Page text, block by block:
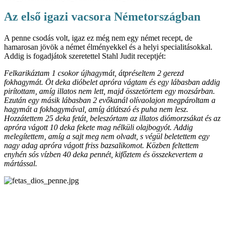
Az első igazi vacsora Németországban
A penne csodás volt, igaz ez még nem egy német recept, de
hamarosan jövök a német élményekkel és a helyi specialitásokkal.
Addig is fogadjátok szeretettel Stahl Judit receptjét:
Felkarikáztam 1 csokor újhagymát, átpréseltem 2 gerezd
fokhagymát. Öt deka dióbelet apróra vágtam és egy lábasban addig
pirítottam, amíg illatos nem lett, majd összetörtem egy mozsárban.
Ezután egy másik lábasban 2 evőkanál olívaolajon megpároltam a
hagymát a fokhagymával, amíg átlátszó és puha nem lesz.
Hozzátettem 25 deka fetát, beleszórtam az illatos diómorzsákat és az
apróra vágott 10 deka fekete mag nélküli olajbogyót. Addig
melegítettem, amíg a sajt meg nem olvadt, s végül beletettem egy
nagy adag apróra vágott friss bazsalikomot. Közben feltettem
enyhén sós vízben 40 deka pennét, kifőztem és összekevertem a
mártással.